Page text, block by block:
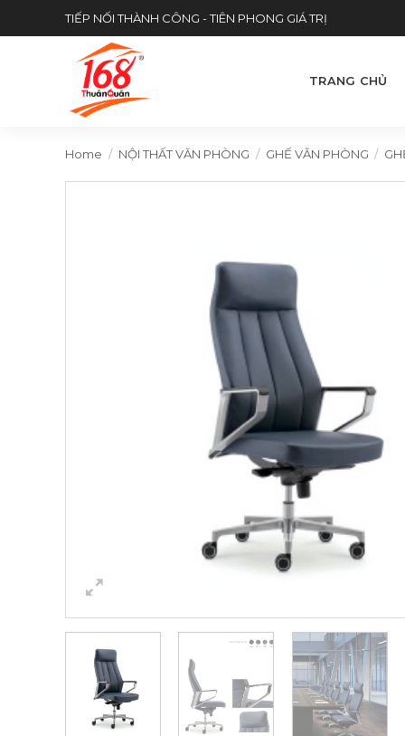
to
TIẾP NỐI THÀNH CÔNG - TIÊN PHONG GIÁ TRỊ
TRANG CHỦ
Home / NỘI THẤT VĂN PHÒNG / GHẾ VĂN PHÒNG /